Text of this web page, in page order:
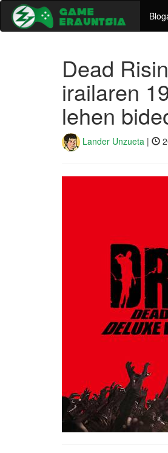
Dead
irailaren
lehen
Lander Unzueta |